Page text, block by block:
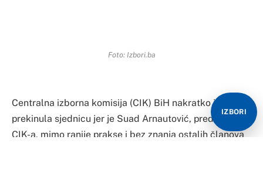
Foto: Izbori.ba
Centralna izborna komisija (CIK) BiH nakratko je
prekinula sjednicu jer je Suad Arnautović, predsjednik
CIK-a, mimo ranije prakse i bez znanja ostalih članova
IZBORI